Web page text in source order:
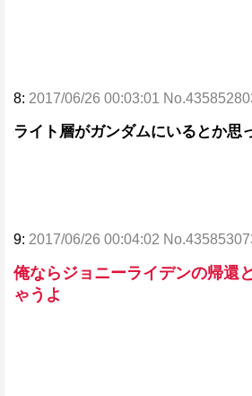
8: 2017/06/26 00:03:01
ライト層がガンダムにいるとか思
9: 2017/06/26 00:04:02
俺ならジョニーライデンの帰還
ゃうよ